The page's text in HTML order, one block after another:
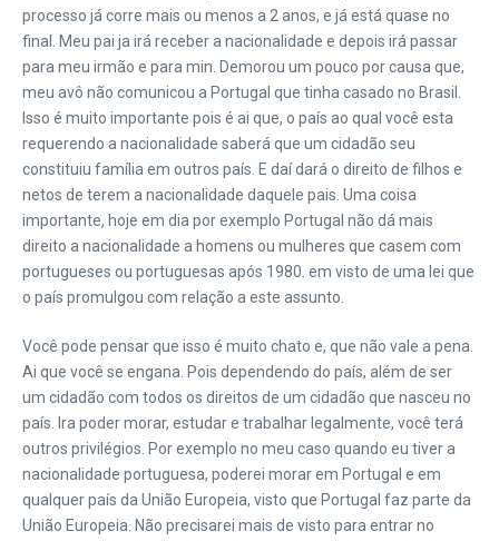
processo já corre mais ou menos a 2 anos, e já está quase no
final. Meu pai ja irá receber a nacionalidade e depois irá passar
para meu irmão e para min. Demorou um pouco por causa que,
meu avô não comunicou a Portugal que tinha casado no Brasil.
Isso é muito importante pois é ai que, o país ao qual você esta
requerendo a nacionalidade saberá que um cidadão seu
constituiu família em outros país. E daí dará o direito de filhos e
netos de terem a nacionalidade daquele pais. Uma coisa
importante, hoje em dia por exemplo Portugal não dá mais
direito a nacionalidade a homens ou mulheres que casem com
portugueses ou portuguesas após 1980. em visto de uma lei que
o país promulgou com relação a este assunto.
Você pode pensar que isso é muito chato e, que não vale a pena.
Ai que você se engana. Pois dependendo do país, além de ser
um cidadão com todos os direitos de um cidadão que nasceu no
país. Ira poder morar, estudar e trabalhar legalmente, você terá
outros privilégios. Por exemplo no meu caso quando eu tiver a
nacionalidade portuguesa, poderei morar em Portugal e em
qualquer país da União Europeia, visto que Portugal faz parte da
União Europeia. Não precisarei mais de visto para entrar no